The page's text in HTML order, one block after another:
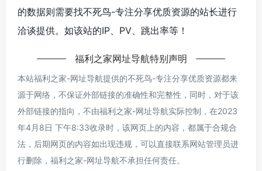
的数据则需要找不死鸟-专注分享优质资源的站长进行
洽谈提供。如该站的IP、PV、跳出率等！
福利之家网址导航特别声明
本站福利之家-网址导航提供的不死鸟-专注分享优质资源都来
源于网络，不保证外部链接的准确性和完整性，同时，对于该
外部链接的指向，不由福利之家-网址导航实际控制，在2023
年4月8日 下午8:33收录时，该网页上的内容，都属于合规合
法，后期网页的内容如出现违规，可以直接联系网站管理员进
行删除， 福利之家-网址导航不承担任何责任。